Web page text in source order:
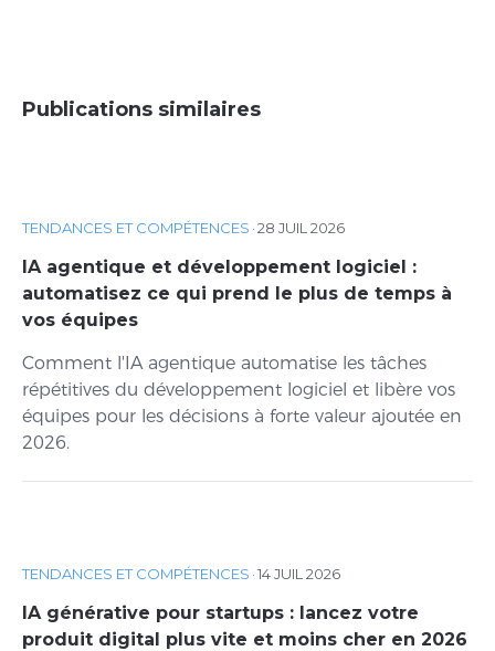
Publications similaires
TENDANCES ET COMPÉTENCES ·28 JUIL 2026
IA agentique et développement logiciel :
automatisez ce qui prend le plus de temps à
vos équipes
Comment l'IA agentique automatise les tâches
répétitives du développement logiciel et libère vos
équipes pour les décisions à forte valeur ajoutée en
2026.
TENDANCES ET COMPÉTENCES ·14 JUIL 2026
IA générative pour startups : lancez votre
produit digital plus vite et moins cher en 2026